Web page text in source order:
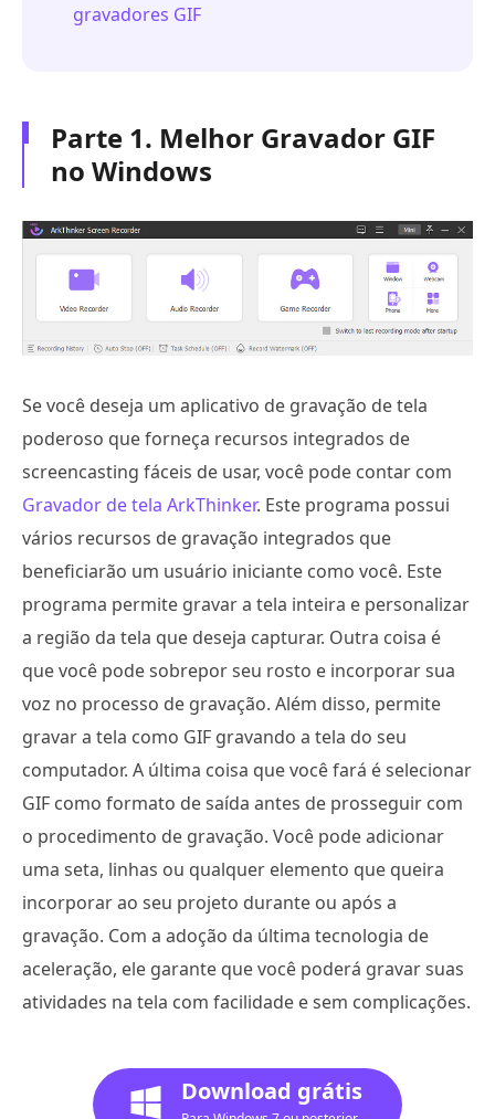
gravadores GIF
Parte 1. Melhor Gravador GIF
no Windows
Se você deseja um aplicativo de gravação de tela
poderoso que forneça recursos integrados de
screencasting fáceis de usar, você pode contar com
Gravador de tela ArkThinker. Este programa possui
vários recursos de gravação integrados que
beneficiarão um usuário iniciante como você. Este
programa permite gravar a tela inteira e personalizar
a região da tela que deseja capturar. Outra coisa é
que você pode sobrepor seu rosto e incorporar sua
voz no processo de gravação. Além disso, permite
gravar a tela como GIF gravando a tela do seu
computador. A última coisa que você fará é selecionar
GIF como formato de saída antes de prosseguir com
o procedimento de gravação. Você pode adicionar
uma seta, linhas ou qualquer elemento que queira
incorporar ao seu projeto durante ou após a
gravação. Com a adoção da última tecnologia de
aceleração, ele garante que você poderá gravar suas
atividades na tela com facilidade e sem complicações.
Download grátis